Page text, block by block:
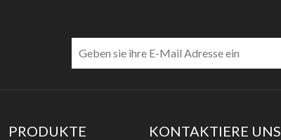
PRODUKTE KONTAKTIERE UNS